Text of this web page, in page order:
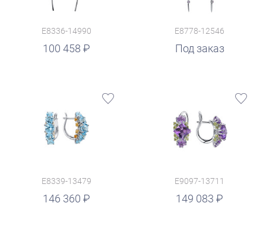
E8336-14990
100 458
E8778-12546
Под заказ
E8339-13479
146 360
E9097-13711
149 083
руб.